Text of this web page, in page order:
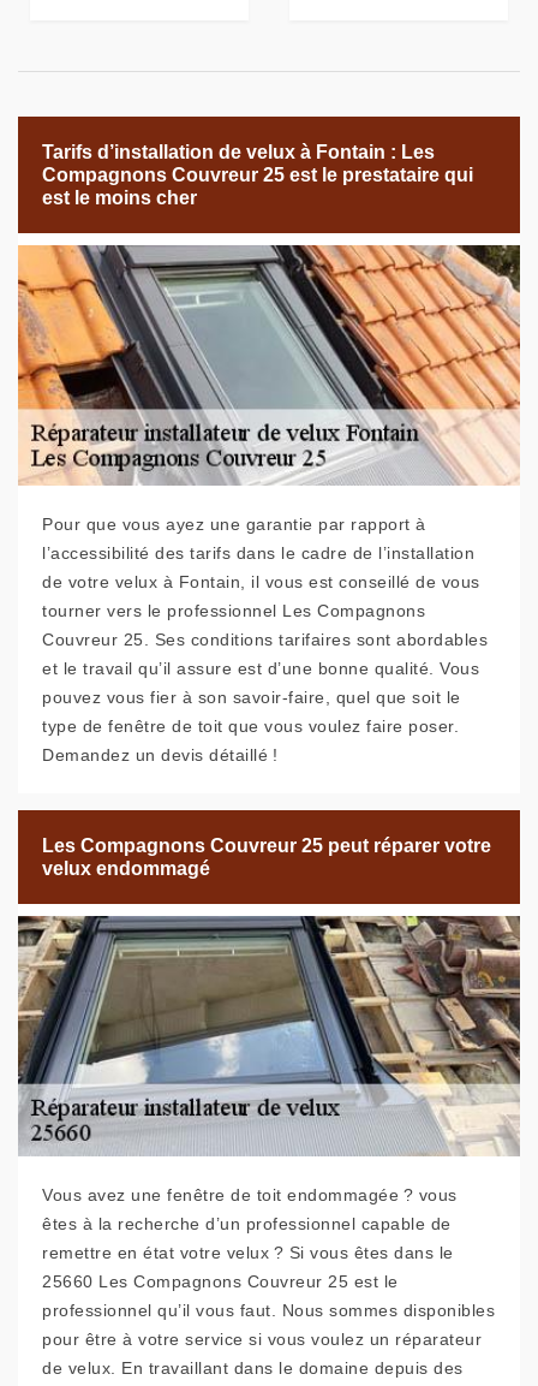
Tarifs d’installation de velux à Fontain : Les
Compagnons Couvreur 25 est le prestataire qui
est le moins cher
Pour que vous ayez une garantie par rapport à
l’accessibilité des tarifs dans le cadre de l’installation
de votre velux à Fontain, il vous est conseillé de vous
tourner vers le professionnel Les Compagnons
Couvreur 25. Ses conditions tarifaires sont abordables
et le travail qu’il assure est d’une bonne qualité. Vous
pouvez vous fier à son savoir-faire, quel que soit le
type de fenêtre de toit que vous voulez faire poser.
Demandez un devis détaillé !
Les Compagnons Couvreur 25 peut réparer votre
velux endommagé
Vous avez une fenêtre de toit endommagée ? vous
êtes à la recherche d’un professionnel capable de
remettre en état votre velux ? Si vous êtes dans le
25660 Les Compagnons Couvreur 25 est le
professionnel qu’il vous faut. Nous sommes disponibles
pour être à votre service si vous voulez un réparateur
de velux. En travaillant dans le domaine depuis des